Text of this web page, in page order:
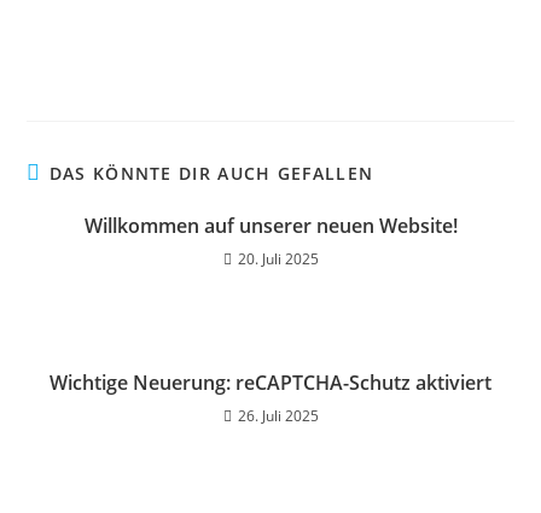
DAS KÖNNTE DIR AUCH GEFALLEN
Willkommen auf unserer neuen Website!
20. Juli 2025
Wichtige Neuerung: reCAPTCHA-Schutz aktiviert
26. Juli 2025